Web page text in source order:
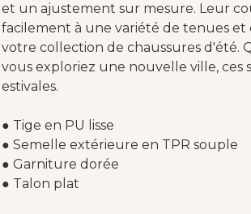
et un ajustement sur mesure. Leur
facilement à une variété de tenues et
votre collection de chaussures d'été.
vous exploriez une nouvelle ville, ces
estivales.
● Tige en PU lisse
● Semelle extérieure en TPR souple
● Garniture dorée
● Talon plat